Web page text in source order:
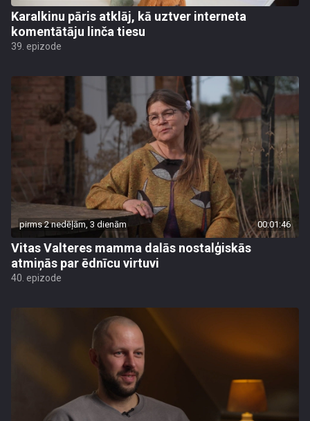
Karalkinu pāris atklāj, kā uztver interneta
komentātāju linča tiesu
39. epizode
pirms 2 nedēļām, 3 dienām 00:01:46
Vitas Valteres mamma dalās nostalģiskās
atmiņās par ēdnīcu virtuvi
40. epizode